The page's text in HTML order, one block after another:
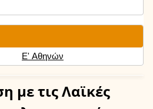
Ε' Αθηνών
με τις Λαϊκές